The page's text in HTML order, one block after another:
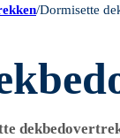
/Dormisette